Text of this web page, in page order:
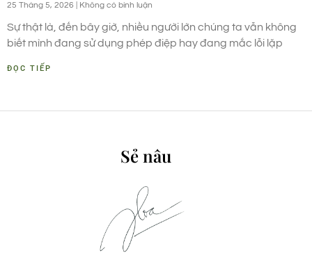
25 Tháng 5, 2026 Không có bình luận
Sự thật là, đến bây giờ, nhiều người lớn chúng ta vẫn không
biết mình đang sử dụng phép điệp hay đang mắc lỗi lặp
ĐỌC TIẾP
Sẻ nâu